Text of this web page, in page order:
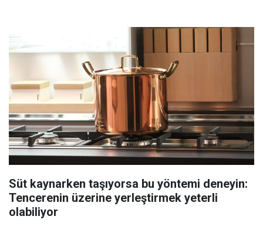
Süt kaynarken taşıyorsa bu yöntemi deneyin:
Tencerenin üzerine yerleştirmek yeterli
olabiliyor